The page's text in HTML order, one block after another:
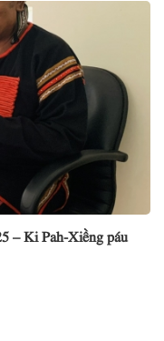
– Ki Pah-Xiềng páu